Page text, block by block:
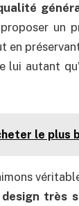
un
en
autant
le plus
design très